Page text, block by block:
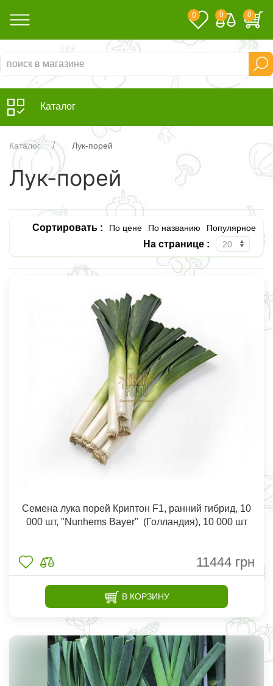
0 0 0
Каталог
Каталог Лук-порей
Лук-порей
Сортировать : По цене По названию Популярное
На странице :
Семена лука порей Криптон F1, ранний гибрид, 10
000 шт, "Nunhems Bayer" (Голландия), 10 000 шт
11444 грн
В КОРЗИНУ